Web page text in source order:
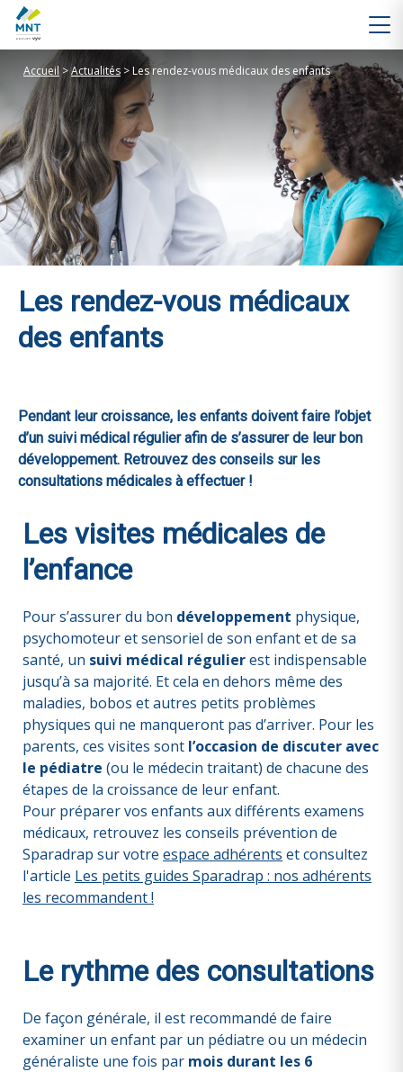
Accueil>Actualités >Les rendez-vous médicaux des enfants
Les rendez-vous médicaux
des enfants
Pendant leur croissance, les enfants doivent faire l’objet
d’un suivi médical régulier afin de s’assurer de leur bon
développement. Retrouvez des conseils sur les
consultations médicales à effectuer !
Les visites médicales de
l’enfance
Pour s’assurer du bon développement physique,
psychomoteur et sensoriel de son enfant et de sa
santé, un suivi médical régulierest indispensable
jusqu’à sa majorité. Et cela en dehors même des
maladies, bobos et autres petits problèmes
physiques qui ne manqueront pas d’arriver. Pour les
parents, ces visites sont l’occasion de discuter avec
le pédiatre (ou le médecin traitant) de chacune des
étapes de la croissance de leur enfant.
Pour préparer vos enfants aux différents examens
médicaux, retrouvez les conseils prévention de
Sparadrap sur votre espace adhérents et consultez
l'article Les petits guides Sparadrap : nos adhérents
les recommandent !
Le rythme des consultations
De façon générale, il est recommandé de faire
examiner un enfant par un pédiatre ou un médecin
généraliste une fois par mois durant les 6